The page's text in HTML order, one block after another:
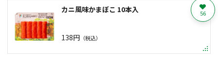
カニ風味かまぼこ 10本入
138円 （税込）
56